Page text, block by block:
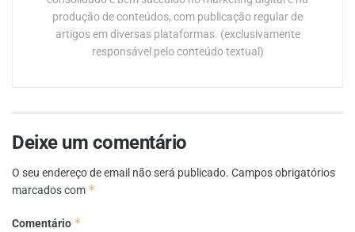
produção de conteúdos, com publicação regular de
artigos em diversas plataformas. (exclusivamente
responsável pelo conteúdo textual)
Deixe um comentário
O seu endereço de email não será publicado. Campos obrigatórios
marcados com *
Comentário *